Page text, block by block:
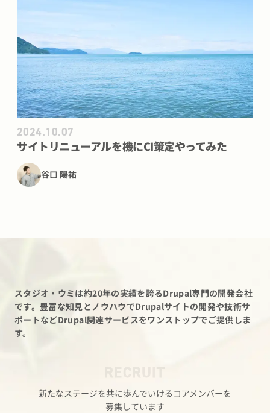
2024.10.07
サイトリニューアルを機にCI策定やってみた
谷口 陽祐
スタジオ・ウミは約20年の実績を誇るDrupal専門の開発会社
です。 豊富な知見とノウハウでDrupalサイトの開発や技術サ
ポートなどDrupal関連サービスをワンストップでご提供しま
す。
新たな​ステージを​共に​歩んでいける​コアメンバーを​
募集しています